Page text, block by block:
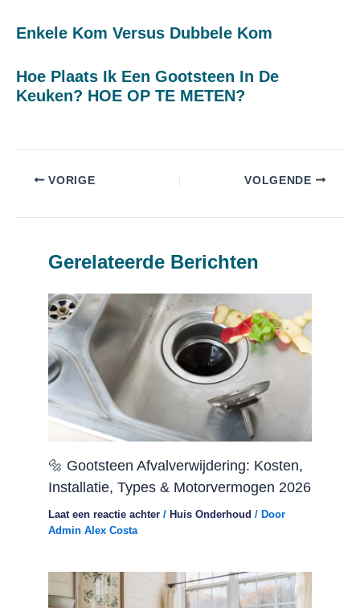
Enkele Kom Versus Dubbele Kom
Hoe Plaats Ik Een Gootsteen In De
Keuken? HOE OP TE METEN?
VORIGE VOLGENDE
Gerelateerde Berichten
🔩 Gootsteen Afvalverwijdering: Kosten,
Installatie, Types & Motorvermogen 2026
Laat een reactie achter / Huis Onderhoud / Door
Admin Alex Costa